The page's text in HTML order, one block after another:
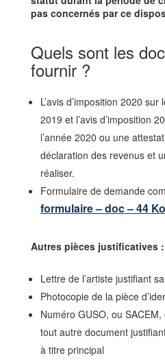
pas concernés par ce
Quels sont les
fournir ?
L’avis d’imposition 2020
2019 et l’avis d’imposition
l’année 2020 ou une
déclaration des revenus et
réaliser.
Formulaire de demande
formulaire – doc – 44
Autres pièces justificatives :
Lettre de l’artiste justifiant
Photocopie de la pièce
Numéro GUSO, ou
tout autre document
à titre principal